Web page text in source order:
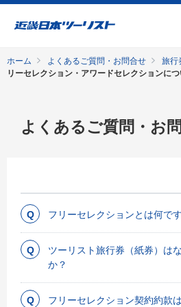
ホーム よくあるご質問・お問合せ 旅行
リーセレクション・アワードセレクションにつ
よくあるご質問・お
フリーセレクションとは何で
ツーリスト旅行券（紙券）は
か？
フリーセレクション契約約款